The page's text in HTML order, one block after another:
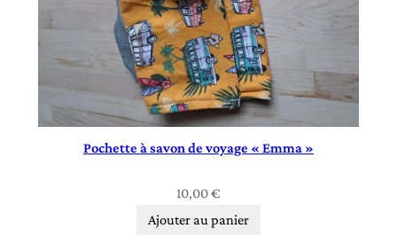
Pochette à savon de voyage « Emma »
10,00€
Ajouter au panier